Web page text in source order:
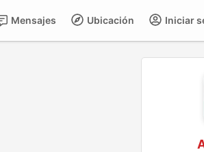
Iniciar
Ubicación
Mensajes